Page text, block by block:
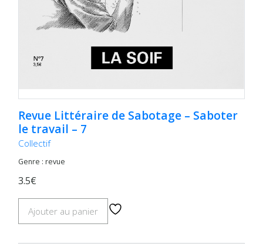
Revue Littéraire de Sabotage – Saboter
le travail – 7
Collectif
Genre : revue
3.5€
Ajouter au panier